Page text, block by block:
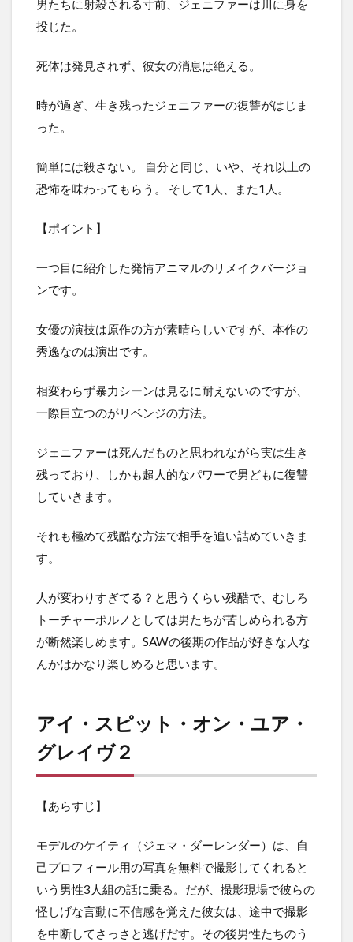
男たちに射殺される寸前、ジェニファーは川に身を
投じた。
死体は発見されず、彼女の消息は絶える。
時が過ぎ、生き残ったジェニファーの復讐がはじま
った。
簡単には殺さない。 自分と同じ、いや、それ以上の
恐怖を味わってもらう。 そして1人、また1人。
【ポイント】
一つ目に紹介した発情アニマルのリメイクバージョ
ンです。
女優の演技は原作の方が素晴らしいですが、本作の
秀逸なのは演出です。
相変わらず暴力シーンは見るに耐えないのですが、
一際目立つのがリベンジの方法。
ジェニファーは死んだものと思われながら実は生き
残っており、しかも超人的なパワーで男どもに復讐
していきます。
それも極めて残酷な方法で相手を追い詰めていきま
す。
人が変わりすぎてる？と思うくらい残酷で、むしろ
トーチャーポルノとしては男たちが苦しめられる方
が断然楽しめます。SAWの後期の作品が好きな人な
んかはかなり楽しめると思います。
アイ・スピット・オン・ユア・
グレイヴ２
【あらすじ】
モデルのケイティ（ジェマ・ダーレンダー）は、自
己プロフィール用の写真を無料で撮影してくれると
いう男性3人組の話に乗る。だが、撮影現場で彼らの
怪しげな言動に不信感を覚えた彼女は、途中で撮影
を中断してさっさと逃げだす。その後男性たちのう